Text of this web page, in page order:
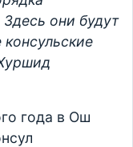
они будут
года в Ош